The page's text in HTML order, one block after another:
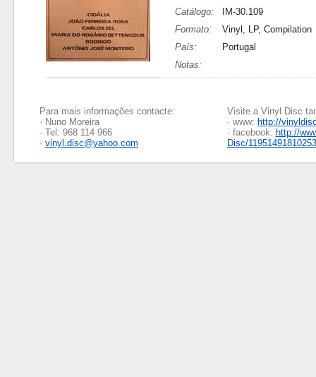
Catálogo:
IM-30.109
Formato:
Vinyl, LP, Compilation
País:
Portugal
Notas:
Para mais informações contacte:
· Nuno Moreira
· Tel: 968 114 966
· vinyl.disc@yahoo.com
Visite a Vinyl Disc
· www: http://
· facebook: http://
Disc/